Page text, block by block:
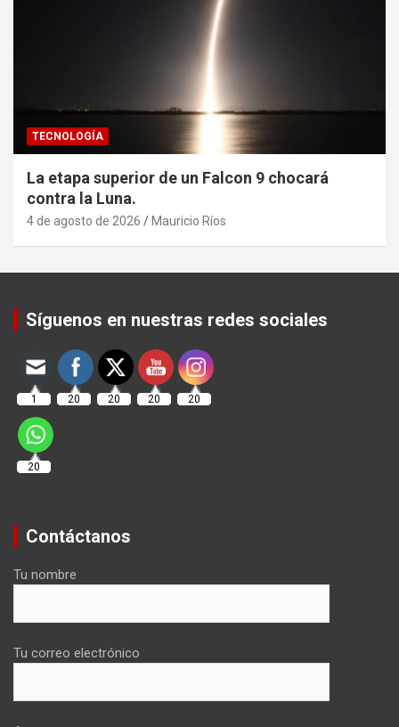
TECNOLOGÍA
La etapa superior de un Falcon 9 chocará
contra la Luna.
4 de agosto de 2026 Mauricio Ríos
Síguenos en nuestras redes sociales
1 20 20 20 20
20
Contáctanos
Tu nombre
Tu correo electrónico